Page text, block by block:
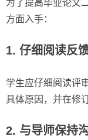
为了提高毕业论文
方面入手：
1. 仔细阅读反
学生应仔细阅读评
具体原因，并在修
2. 与导师保持